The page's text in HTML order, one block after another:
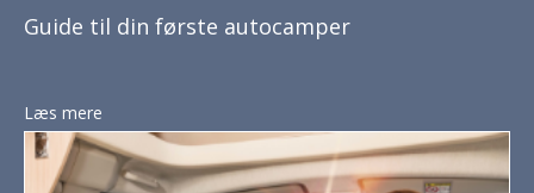
Guide til din første autocamper
Læs mere